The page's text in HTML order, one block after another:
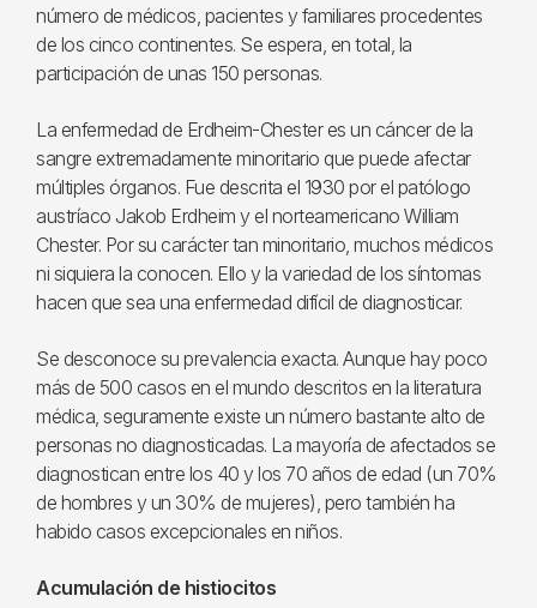
número de médicos, pacientes y familiares procedentes
de los cinco continentes. Se espera, en total, la
participación de unas 150 personas.
La enfermedad de Erdheim-Chester es un cáncer de la
sangre extremadamente minoritario que puede afectar
múltiples órganos. Fue descrita el 1930 por el patólogo
austríaco Jakob Erdheim y el norteamericano William
Chester. Por su carácter tan minoritario, muchos médicos
ni siquiera la conocen. Ello y la variedad de los síntomas
hacen que sea una enfermedad difícil de diagnosticar.
Se desconoce su prevalencia exacta. Aunque hay poco
más de 500 casos en el mundo descritos en la literatura
médica, seguramente existe un número bastante alto de
personas no diagnosticadas. La mayoría de afectados se
diagnostican entre los 40 y los 70 años de edad (un 70%
de hombres y un 30% de mujeres), pero también ha
habido casos excepcionales en niños.
Acumulación de histiocitos